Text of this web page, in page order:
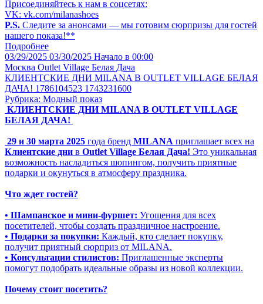
Присоединяйтесь к нам в соцсетях:
VK: vk.com/milanashoes
P.S. Следите за анонсами — мы готовим сюрпризы для гостей
нашего показа!**
Подробнее
03/29/2025 03/30/2025 Начало в 00:00
Москва Outlet Village Белая Дача
КЛИЕНТСКИЕ ДНИ MILANA В OUTLET VILLAGE БЕЛАЯ
ДАЧА! 1786104523 1743231600
Рубрика: Модный показ
КЛИЕНТСКИЕ ДНИ MILANA В OUTLET VILLAGE
БЕЛАЯ ДАЧА!
29 и 30 марта 2025 года бренд MILANA приглашает всех на
Клиентские дни в Outlet Village Белая Дача! Это уникальная
возможность насладиться шопингом, получить приятные
подарки и окунуться в атмосферу праздника.
Что ждет гостей?
• Шампанское и мини-фуршет: Угощения для всех
посетителей, чтобы создать праздничное настроение.
• Подарки за покупки: Каждый, кто сделает покупку,
получит приятный сюрприз от MILANA.
• Консультации стилистов: Приглашенные эксперты
помогут подобрать идеальные образы из новой коллекции.
Почему стоит посетить?